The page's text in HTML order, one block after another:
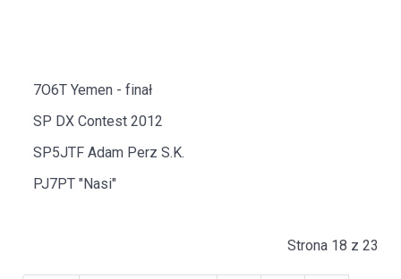
7O6T Yemen - finał
SP DX Contest 2012
SP5JTF Adam Perz S.K.
PJ7PT "Nasi"
Strona 18 z 23